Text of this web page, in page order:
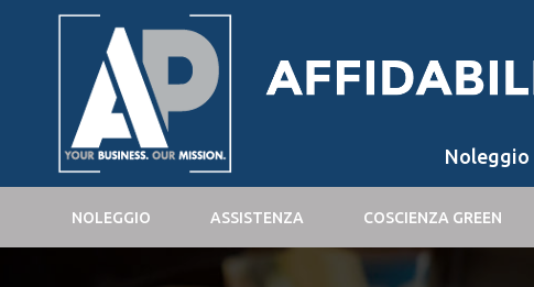
Noleggio
NOLEGGIO ASSISTENZA COSCIENZA GREEN